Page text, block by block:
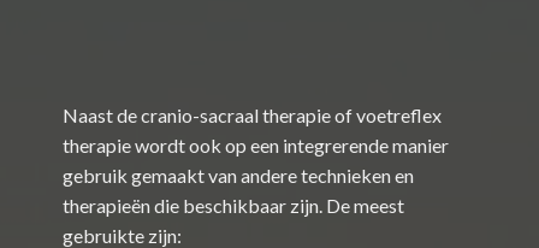
Naast de cranio-sacraal therapie of voetreflex
therapie wordt ook op een integrerende manier
gebruik gemaakt van andere technieken en
therapieën die beschikbaar zijn. De meest
gebruikte zijn: